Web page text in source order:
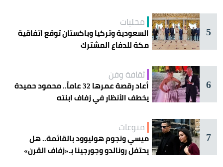
5
محليات
السعودية وتركيا وباكستان توقع اتفاقية
مكة للدفاع المشترك
6
ثقافة وفن
أعاد رقصة عمرها 32 عاماً.. محمود حميدة
يخطف الأنظار في زفاف ابنته
7
منوعات
ميسي ونجوم هوليوود بالقائمة.. هل
يحتفل رونالدو وجورجينا بـ«زفاف القرن»